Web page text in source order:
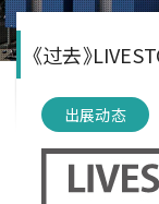
《过去》
出展动态